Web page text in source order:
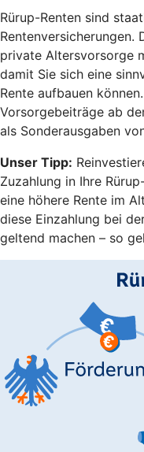
Rürup-Renten sind
private Altersvorsorge
damit Sie sich eine
Rente aufbauen
Vorsorgebeiträge ab
als Sonderausgaben
Unser Tipp:
Zuzahlung in Ihre
eine höhere Rente im
diese Einzahlung bei
geltend machen – so